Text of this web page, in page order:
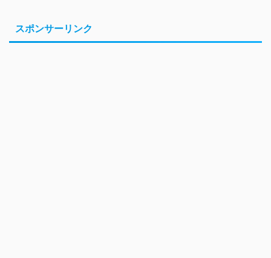
スポンサーリンク